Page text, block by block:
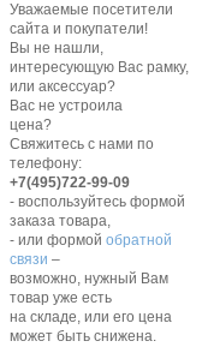
Уважаемые посетители
сайта и покупатели!
Вы не нашли,
интересующую Вас рамку,
или аксессуар?
Вас не устроила
цена?
Свяжитесь с нами по
телефону:
+7(495)722-99-09
- воспользуйтесь формой
заказа товара,
- или формой обратной
связи –
возможно, нужный Вам
товар уже есть
на складе, или его цена
может быть снижена.